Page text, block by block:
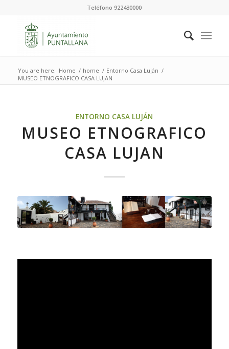
Teléfono 922430000
You are here: Home / home / Entorno Casa Luján /
MUSEO ETNOGRAFICO CASA LUJAN
ENTORNO CASA LUJÁN
MUSEO ETNOGRAFICO
CASA LUJAN